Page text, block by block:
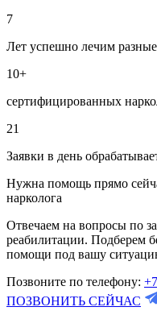
7
Лет успешно лечим
10+
сертифицированных
21
Заявки в день
Нужна помощь прямо
нарколога
Отвечаем на вопросы по
реабилитации. Подберем
помощи под вашу
Позвоните по телефону:
ПОЗВОНИТЬ СЕЙЧАС